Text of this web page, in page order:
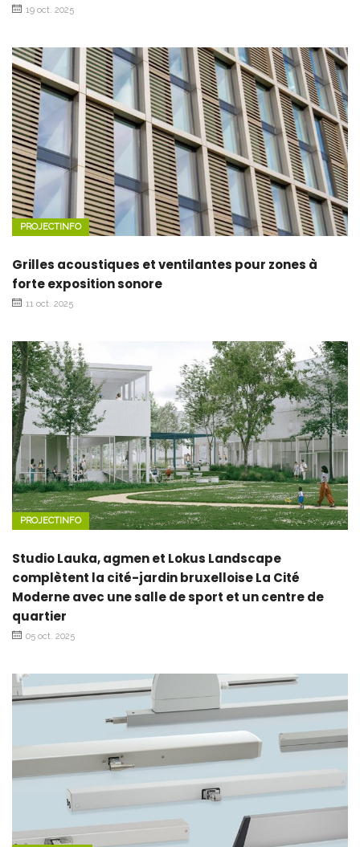
19 oct. 2025
PROJECTINFO
Grilles acoustiques et ventilantes pour zones à
forte exposition sonore
11 oct. 2025
PROJECTINFO
Studio Lauka, agmen et Lokus Landscape
complètent la cité-jardin bruxelloise La Cité
Moderne avec une salle de sport et un centre de
quartier
05 oct. 2025